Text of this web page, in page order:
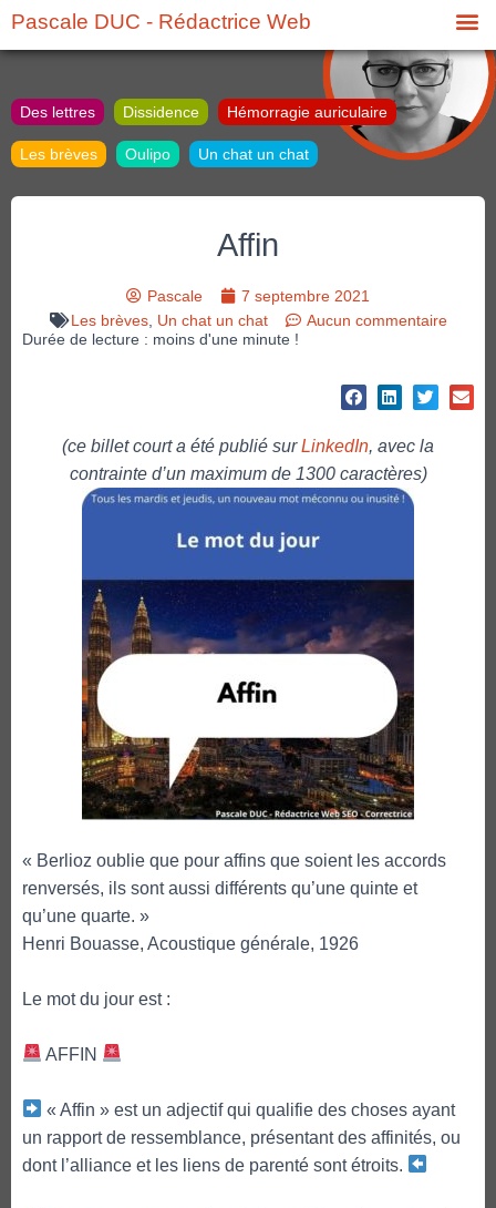
Pascale DUC - Rédactrice Web
Des lettres Dissidence Hémorragie auriculaire
Les brèves Oulipo Un chat un chat
Affin
Pascale
7 septembre 2021
Les brèves, Un chat un chat
Aucun commentaire
Durée de lecture : moins d'une minute !
(ce billet court a été publié surLinkedIn, avec la
contrainte d’un maximum de 1300 caractères)
« Berlioz oublie que pour affins que soient les accords
renversés, ils sont aussi différents qu’une quinte et
qu’une quarte. »
Henri Bouasse, Acoustique générale, 1926
Le mot du jour est :
AFFIN
« Affin » est un adjectif qui qualifie des choses ayant
un rapport de ressemblance, présentant des affinités, ou
dont l’alliance et les liens de parenté sont étroits.